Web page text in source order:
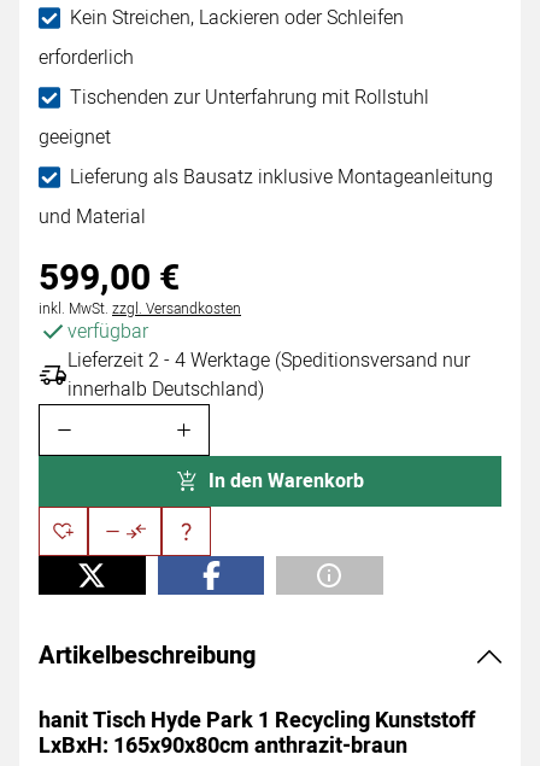
Kein Streichen, Lackieren oder Schleifen
erforderlich
Tischenden zur Unterfahrung mit Rollstuhl
geeignet
Lieferung als Bausatz inklusive Montageanleitung
und Material
599,00 €
Steuerhinweis:
inkl. MwSt. zzgl. Versandkosten
verfügbar
Lieferzeit 2 - 4 Werktage (Speditionsversand nur
innerhalb Deutschland)
In den Warenkorb
Artikelbeschreibung
hanit Tisch Hyde Park 1 Recycling Kunststoff
LxBxH: 165x90x80cm anthrazit-braun